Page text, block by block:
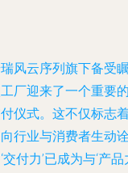
风云序列旗下备受
厂迎来了一个重要
仪式。这不仅标志
行业与消费者生动
交付力’已成为与‘产